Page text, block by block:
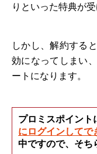
りといった特典が受
しかし、解約する
効になってしまい
ートになります。
プロミスポイント
にログインしてで
中ですので、そち